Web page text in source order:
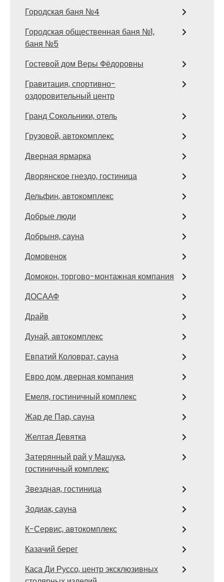
Городская баня №4
Городская общественная баня №1,
баня №5
Гостевой дом Веры Фёдоровны
Гравитация, спортивно-
оздоровительный центр
Гранд Сокольники, отель
Грузовой, автокомплекс
Дверная ярмарка
Дворянское гнездо, гостиница
Дельфин, автокомплекс
Добрые люди
Добрыня, сауна
Домовенок
Домокон, торгово-монтажная компания
ДОСААФ
Драйв
Дунай, автокомплекс
Евпатий Коловрат, сауна
Евро дом, дверная компания
Емеля, гостиничный комплекс
Жар де Пар, сауна
Желтая Девятка
Затерянный рай у Машука,
гостиничный комплекс
Звездная, гостиница
Зодиак, сауна
К-Сервис, автокомплекс
Казачий берег
Каса Ди Руссо, центр эксклюзивных